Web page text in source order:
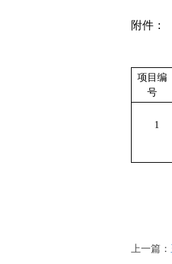
附件：
项目编
号
1
上一篇：